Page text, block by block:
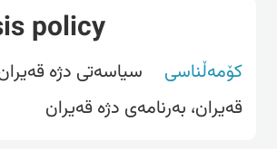
policy
کۆمەڵناسی
سیاسەتی دژە
قەیران، بەرنامەی دژە قەیران